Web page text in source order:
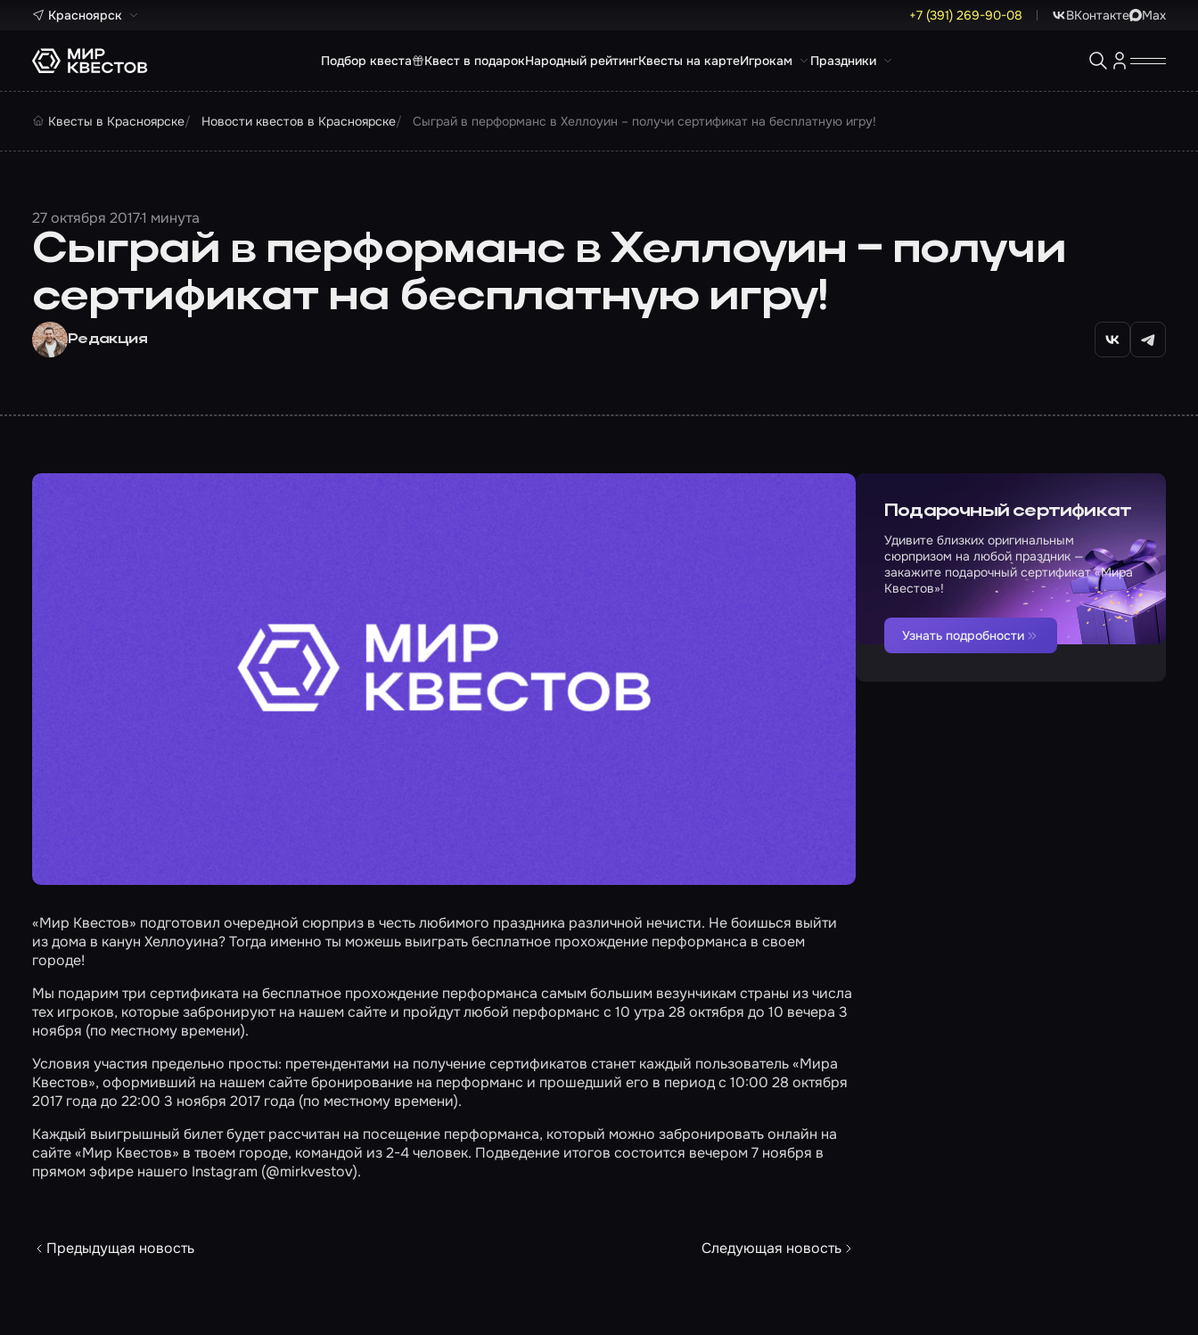
Красноярск +7 (391) 269-90-08 ВКонтакте Max
Подбор квеста Квест в подарокНародный рейтингКвесты на картеИгрокам Праздники
Квесты в Красноярске Новости квестов в Красноярске Сыграй в перформанс в Хеллоуин – получи сертификат на бесплатную игру!
27 октября 20171 минута
Сыграй в перформанс в Хеллоуин – получи
сертификат на бесплатную игру!
Редакция
«Мир Квестов» подготовил очередной сюрприз в честь любимого праздника различной нечисти. Не боишься выйти
из дома в канун Хеллоуина? Тогда именно ты можешь выиграть бесплатное прохождение перформанса в своем
городе!
Мы подарим три сертификата на бесплатное прохождение перформанса самым большим везунчикам страны из числа
тех игроков, которые забронируют на нашем сайте и пройдут любой перформанс с 10 утра 28 октября до 10 вечера 3
ноября (по местному времени).
Условия участия предельно просты: претендентами на получение сертификатов станет каждый пользователь «Мира
Квестов», оформивший на нашем сайте бронирование на перформанс и прошедший его в период с 10:00 28 октября
2017 года до 22:00 3 ноября 2017 года (по местному времени).
Каждый выигрышный билет будет рассчитан на посещение перформанса, который можно забронировать онлайн на
сайте «Мир Квестов» в твоем городе, командой из 2-4 человек. Подведение итогов состоится вечером 7 ноября в
прямом эфире нашего Instagram (@mirkvestov).
Предыдущая новость Следующая новость
Подарочный сертификат
Удивите близких оригинальным
сюрпризом на любой праздник —
закажите подарочный сертификат «Мира
Квестов»!
Узнать подробности